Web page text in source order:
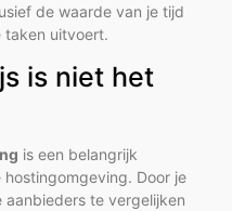
de waarde van je tijd
taken uitvoert.
is niet het
is een belangrijk
Door je
te vergelijken